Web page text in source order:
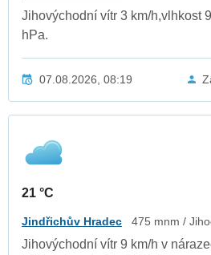
Jihovýchodní vítr 3 km/h,vlhkost
hPa.
07.08.2026, 08:19
21 °C
Jindřichův Hradec 475 mnm /
Jihovýchodní vítr 9 km/h v